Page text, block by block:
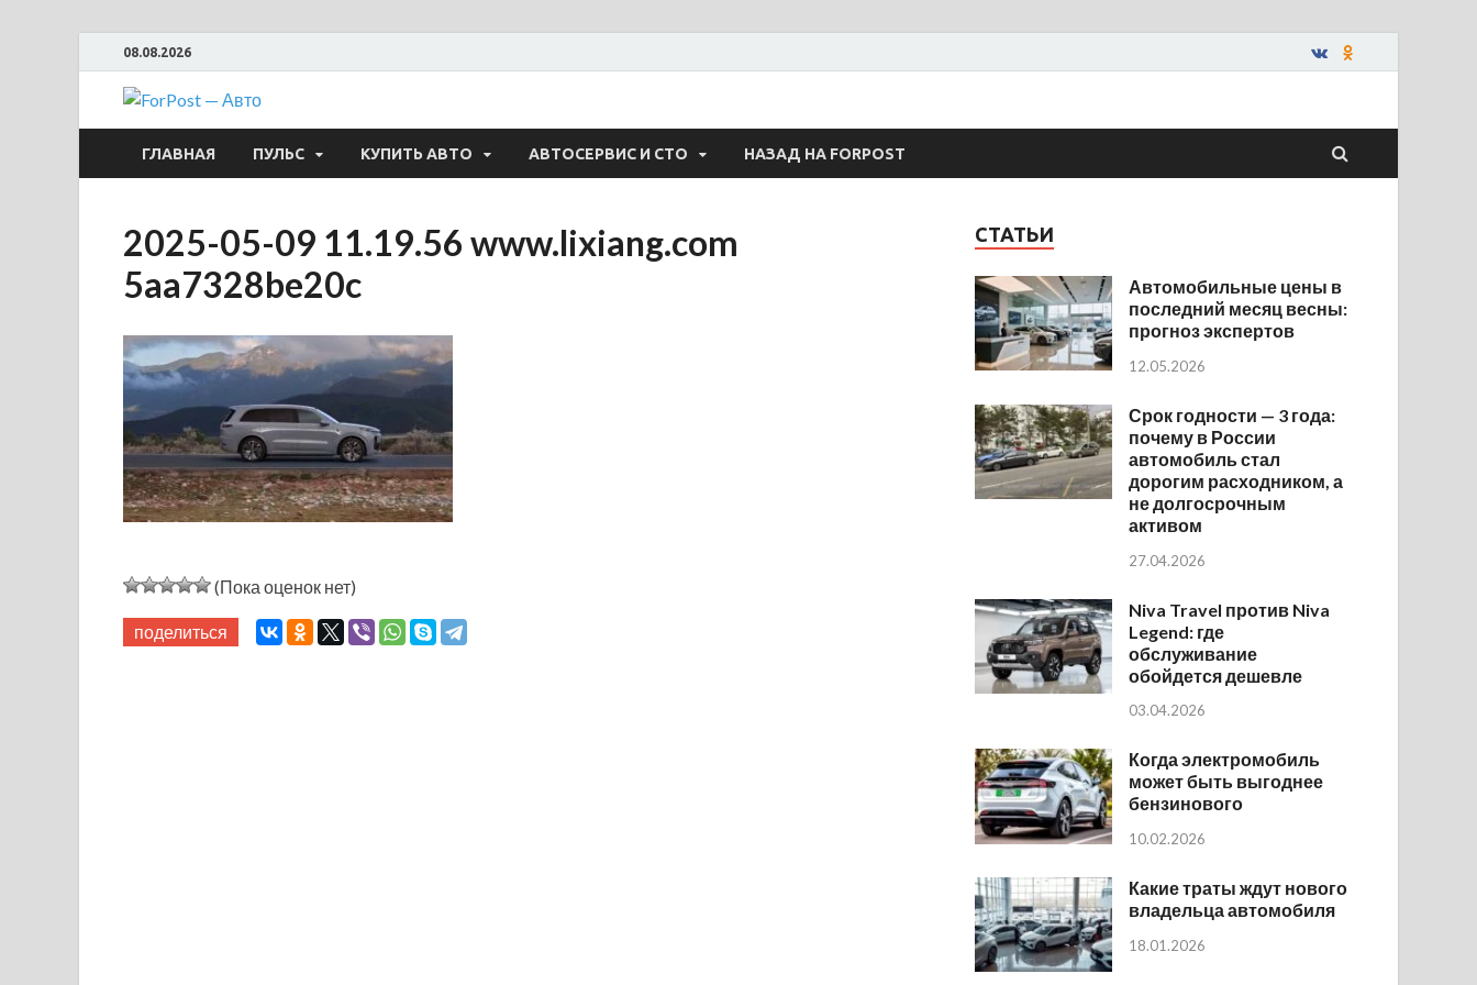
08.08.2026
ForPost — Авто
ГЛАВНАЯ ПУЛЬС КУПИТЬ АВТО АВТОСЕРВИС И СТО НАЗАД НА FORPOST
2025-05-09 11.19.56 www.lixiang.com
5aa7328be20c
(Пока оценок нет)
поделиться
СТАТЬИ
Автомобильные цены в
последний месяц весны:
прогноз экспертов
12.05.2026
Срок годности — 3 года:
почему в России
автомобиль стал
дорогим расходником, а
не долгосрочным
активом
27.04.2026
Niva Travel против Niva
Legend: где
обслуживание
обойдется дешевле
03.04.2026
Когда электромобиль
может быть выгоднее
бензинового
10.02.2026
Какие траты ждут нового
владельца автомобиля
18.01.2026